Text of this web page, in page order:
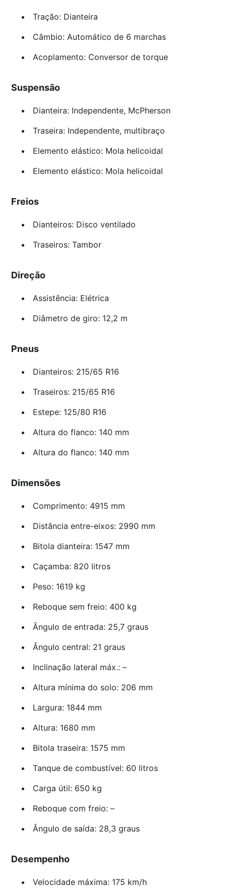
Tração: Dianteira
Câmbio: Automático de 6 marchas
Acoplamento: Conversor de torque
Suspensão
Dianteira: Independente, McPherson
Traseira: Independente, multibraço
Elemento elástico: Mola helicoidal
Elemento elástico: Mola helicoidal
Freios
Dianteiros: Disco ventilado
Traseiros: Tambor
Direção
Assistência: Elétrica
Diâmetro de giro: 12,2 m
Pneus
Dianteiros: 215/65 R16
Traseiros: 215/65 R16
Estepe: 125/80 R16
Altura do flanco: 140 mm
Altura do flanco: 140 mm
Dimensões
Comprimento: 4915 mm
Distância entre-eixos: 2990 mm
Bitola dianteira: 1547 mm
Caçamba: 820 litros
Peso: 1619 kg
Reboque sem freio: 400 kg
Ângulo de entrada: 25,7 graus
Ângulo central: 21 graus
Inclinação lateral máx.: –
Altura mínima do solo: 206 mm
Largura: 1844 mm
Altura: 1680 mm
Bitola traseira: 1575 mm
Tanque de combustível: 60 litros
Carga útil: 650 kg
Reboque com freio: –
Ângulo de saída: 28,3 graus
Desempenho
Velocidade máxima: 175 km/h